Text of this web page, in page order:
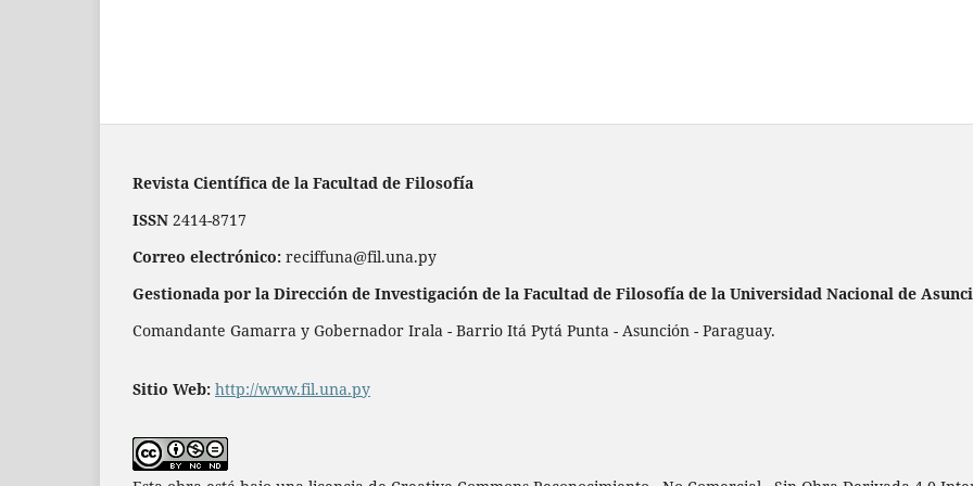
Revista Científica de la Facultad de Filosofía
ISSN 2414-8717
Correo electrónico: reciffuna@fil.una.py
Gestionada por la Dirección de Investigación de la Facultad de Filosofía de la Universidad Nacional de
Comandante Gamarra y Gobernador Irala - Barrio Itá Pytá Punta - Asunción - Paraguay.
Sitio Web: http://www.fil.una.py